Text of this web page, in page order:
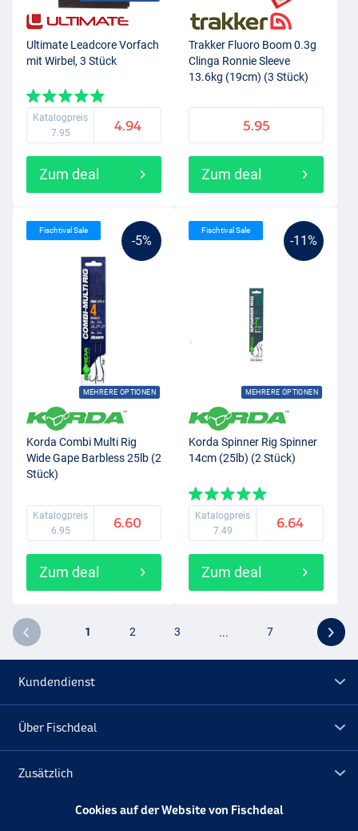
Ultimate Leadcore Vorfach
mit Wirbel, 3 Stück
Katalogpreis
7.95
4.94
Zum deal
Trakker Fluoro Boom 0.3g
Clinga Ronnie Sleeve
13.6kg (19cm) (3 Stück)
5.95
Zum deal
-5%
MEHRERE OPTIONEN
Fischtival Sale
Korda Combi Multi Rig
Wide Gape Barbless 25lb (2
Stück)
Katalogpreis
6.95
6.60
Zum deal
-11%
MEHRERE OPTIONEN
Fischtival Sale
Korda Spinner Rig Spinner
14cm (25lb) (2 Stück)
Katalogpreis
7.49
6.64
Zum deal
1 2 3 ... 7
Kundendienst
Über Fischdeal
Zusätzlich
Lagerräumung
Cookies auf der Website von Fischdeal